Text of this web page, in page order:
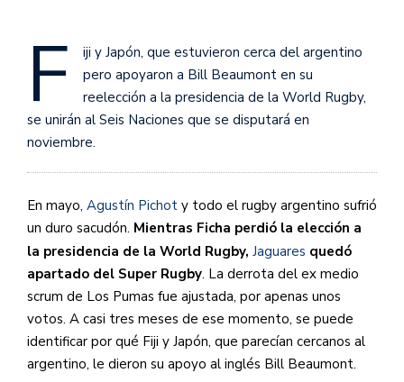
F
iji y Japón, que estuvieron cerca del argentino
pero apoyaron a Bill Beaumont en su
reelección a la presidencia de la World Rugby,
se unirán al Seis Naciones que se disputará en
noviembre.
En mayo, Agustín Pichot y todo el rugby argentino sufrió
un duro sacudón. Mientras Ficha perdió la elección a
la presidencia de la World Rugby, Jaguares ​quedó
apartado del Super Rugby. La derrota del ex medio
scrum de Los Pumas fue ajustada, por apenas unos
votos. A casi tres meses de ese momento, se puede
identificar por qué Fiji y Japón, que parecían cercanos al
argentino, le dieron su apoyo al inglés Bill Beaumont.